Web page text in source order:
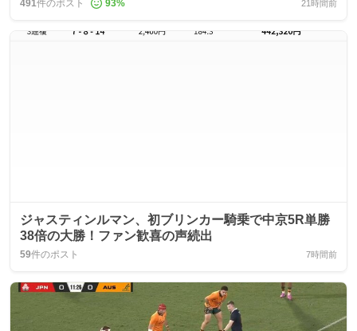
491件のポスト 93% 21時間前
ジャスティンルマン、初ブリンカー騎乗で中京5R単勝
38倍の大勝！ファン歓喜の声続出
59件のポスト 7時間前